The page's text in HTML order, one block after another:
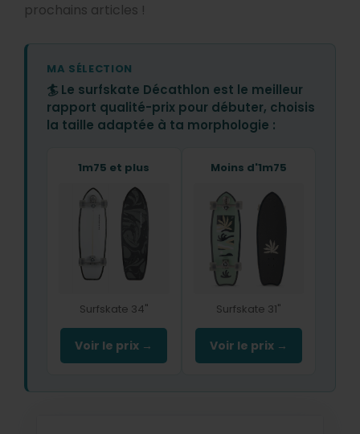
prochains articles !
MA SÉLECTION
🏄 Le surfskate Décathlon est le meilleur
rapport qualité-prix pour débuter, choisis
la taille adaptée à ta morphologie :
1m75 et plus
Surfskate 34"
Voir le prix →
Moins d'1m75
Surfskate 31"
Voir le prix →